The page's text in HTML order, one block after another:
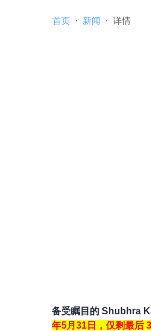
首页 新闻 详情
备受瞩目的 Shubhra
年5月31日，仅剩最后